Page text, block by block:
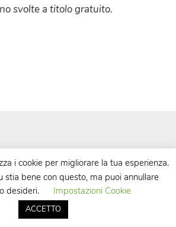
svolte a titolo gratuito.
| Theme byTheBootstrapThemes
i cookie per migliorare la tua esperienza.
stia bene con questo, ma puoi annullare
desideri.
Impostazioni Cookie
ACCETTO